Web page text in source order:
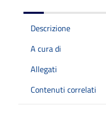
Descrizione
A cura di
Allegati
Contenuti correlati